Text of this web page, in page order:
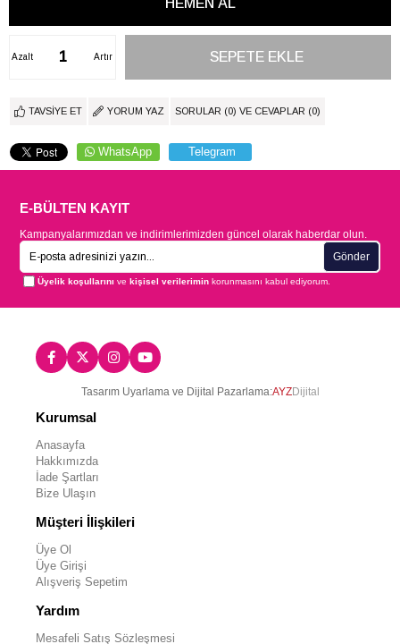
Artır
Azalt
TAVSIYE ET YORUM YAZ SORULAR (0) VE CEVAPLAR (0)
WhatsApp Telegram
E-BÜLTEN KAYIT
Kampanyalarımızdan ve indirimlerimizden güncel olarak haberdar olun.
Gönder
Üyelik koşullarını vekişisel verilerimin korunmasını kabul ediyorum.
Tasarım Uyarlama ve Dijital Pazarlama:AYZDijital
Kurumsal
Anasayfa
Hakkımızda
İade Şartları
Bize Ulaşın
Müşteri İlişkileri
Üye Ol
Üye Girişi
Alışveriş Sepetim
Yardım
Mesafeli Satış Sözleşmesi